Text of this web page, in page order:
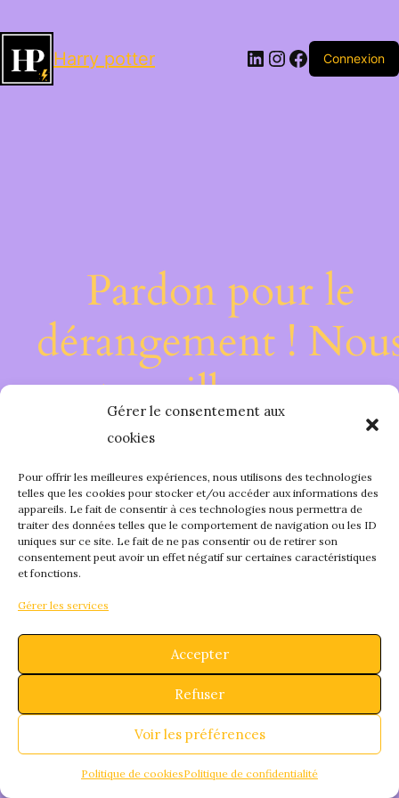
Gérer le consentement aux
cookies
Pour offrir les meilleures expériences, nous utilisons des technologies
telles que les cookies pour stocker et/ou accéder aux informations des
appareils. Le fait de consentir à ces technologies nous permettra de
traiter des données telles que le comportement de navigation ou les ID
uniques sur ce site. Le fait de ne pas consentir ou de retirer son
consentement peut avoir un effet négatif sur certaines caractéristiques
et fonctions.
Gérer les services
Accepter
Refuser
Voir les préférences
Politique de cookiesPolitique de confidentialité
Harry potter LinkedIn
Instagram
Facebook
Connexion
Pardon pour le
dérangement !
travaillons sur
quelque chose de
fantastique –
bientôt !